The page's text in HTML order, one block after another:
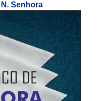
Senhora